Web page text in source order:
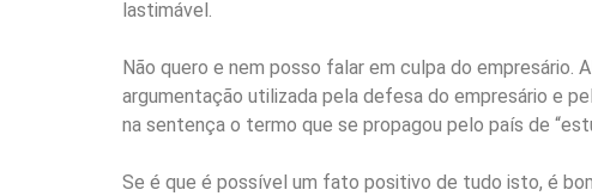
lastimável.
Não quero e nem posso falar em culpa do empresário.
argumentação utilizada pela defesa do empresário e
na sentença o termo que se propagou pelo país de
Se é que é possível um fato positivo de tudo isto, é